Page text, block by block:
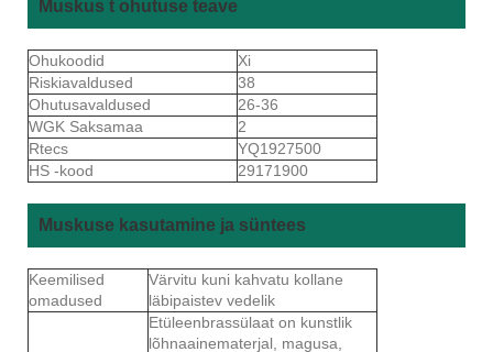
Muskus t ohutuse teave
Ohukoodid
Xi
Riskiavaldused
38
Ohutusavaldused
26-36
WGK Saksamaa
2
Rtecs
YQ1927500
HS -kood
29171900
Muskuse kasutamine ja süntees
Keemilised
omadused
Värvitu kuni kahvatu kollane
läbipaistev vedelik
Etüleenbrassülaat on kunstlik
lõhnaainematerjal, magusa,